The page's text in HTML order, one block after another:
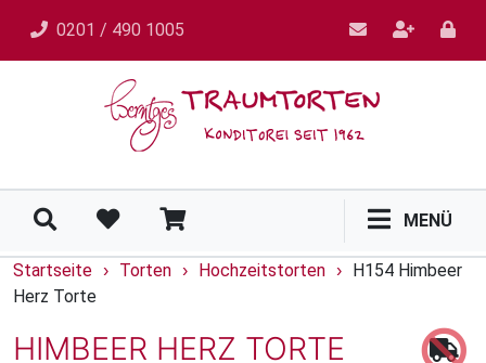
0201 / 490 1005
MENÜ
Startseite › Torten › Hochzeitstorten ›
H154 Himbeer
Herz Torte
HIMBEER HERZ TORTE